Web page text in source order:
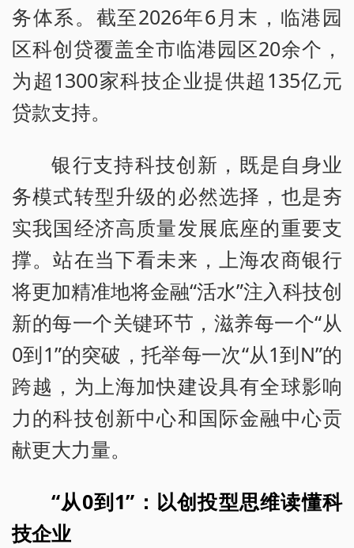
务体系。截至2026年6月末，临港园
区科创贷覆盖全市临港园区20余个，
为超1300家科技企业提供超135亿元
贷款支持。
银行支持科技创新，既是自身业
务模式转型升级的必然选择，也是夯
实我国经济高质量发展底座的重要支
撑。站在当下看未来，上海农商银行
将更加精准地将金融“活水”注入科技创
新的每一个关键环节，滋养每一个“从
0到1”的突破，托举每一次“从1到N”的
跨越，为上海加快建设具有全球影响
力的科技创新中心和国际金融中心贡
献更大力量。
“从0到1”：以创投型思维读懂科
技企业